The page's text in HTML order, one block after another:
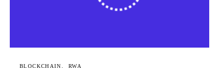
BLOCKCHAIN RWA